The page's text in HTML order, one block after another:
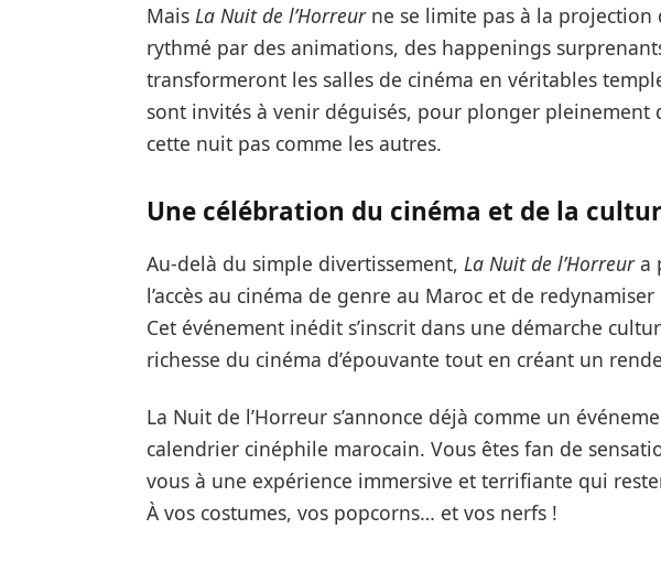
Mais La Nuit de l’Horreurne se limite pas à la projection
rythmé par des animations, des happenings
transformeront les salles de cinéma en véritables
sont invités à venir déguisés, pour plonger pleinement
cette nuit pas comme les autres.
Une célébration du cinéma et de la
Au-delà du simple divertissement, La Nuit de l’Horreura
l’accès au cinéma de genre au Maroc et de
Cet événement inédit s’inscrit dans une démarche
richesse du cinéma d’épouvante tout en créant un
La Nuit de l’Horreur s’annonce déjà comme un
calendrier cinéphile marocain. Vous êtes fan de
vous à une expérience immersive et terrifiante qui
À vos costumes, vos popcorns… et vos nerfs !